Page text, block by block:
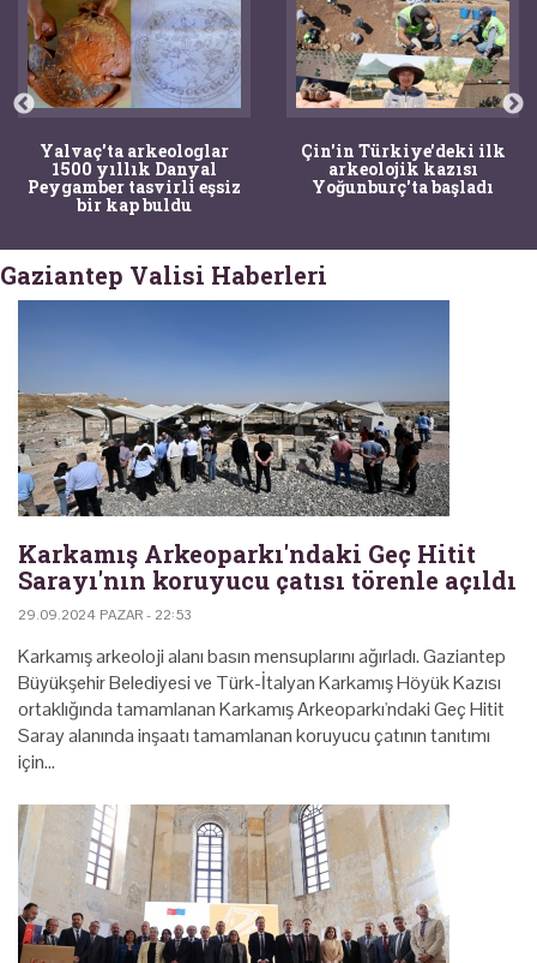
Yalvaç'ta arkeologlar
1500 yıllık Danyal
Peygamber tasvirli eşsiz
bir kap buldu
Çin'in Türkiye'deki ilk
arkeolojik kazısı
Yoğunburç'ta başladı
Gaziantep Valisi Haberleri
Karkamış Arkeoparkı'ndaki Geç Hitit
Sarayı'nın koruyucu çatısı törenle açıldı
29.09.2024 PAZAR - 22:53
Karkamış arkeoloji alanı basın mensuplarını ağırladı. Gaziantep
Büyükşehir Belediyesi ve Türk-İtalyan Karkamış Höyük Kazısı
ortaklığında tamamlanan Karkamış Arkeoparkı'ndaki Geç Hitit
Saray alanında inşaatı tamamlanan koruyucu çatının tanıtımı
için…